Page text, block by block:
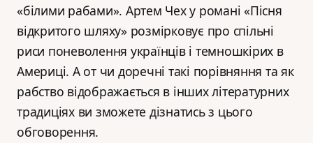
«білими рабами». Артем Чех у романі «Пісня
відкритого шляху» розмірковує про спільні
риси поневолення українців і темношкірих в
Америці. А от чи доречні такі порівняння та як
рабство відображається в інших літературних
традиціях ви зможете дізнатись з цього
обговорення.